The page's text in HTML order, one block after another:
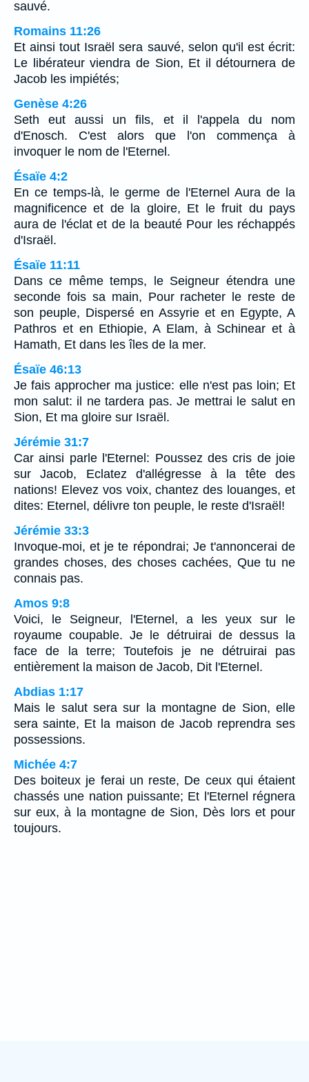
sauvé.
Romains 11:26
Et ainsi tout Israël sera sauvé, selon qu'il est écrit:
Le libérateur viendra de Sion, Et il détournera de
Jacob les impiétés;
Genèse 4:26
Seth eut aussi un fils, et il l'appela du nom
d'Enosch. C'est alors que l'on commença à
invoquer le nom de l'Eternel.
Ésaïe 4:2
En ce temps-là, le germe de l'Eternel Aura de la
magnificence et de la gloire, Et le fruit du pays
aura de l'éclat et de la beauté Pour les réchappés
d'Israël.
Ésaïe 11:11
Dans ce même temps, le Seigneur étendra une
seconde fois sa main, Pour racheter le reste de
son peuple, Dispersé en Assyrie et en Egypte, A
Pathros et en Ethiopie, A Elam, à Schinear et à
Hamath, Et dans les îles de la mer.
Ésaïe 46:13
Je fais approcher ma justice: elle n'est pas loin; Et
mon salut: il ne tardera pas. Je mettrai le salut en
Sion, Et ma gloire sur Israël.
Jérémie 31:7
Car ainsi parle l'Eternel: Poussez des cris de joie
sur Jacob, Eclatez d'allégresse à la tête des
nations! Elevez vos voix, chantez des louanges, et
dites: Eternel, délivre ton peuple, le reste d'Israël!
Jérémie 33:3
Invoque-moi, et je te répondrai; Je t'annoncerai de
grandes choses, des choses cachées, Que tu ne
connais pas.
Amos 9:8
Voici, le Seigneur, l'Eternel, a les yeux sur le
royaume coupable. Je le détruirai de dessus la
face de la terre; Toutefois je ne détruirai pas
entièrement la maison de Jacob, Dit l'Eternel.
Abdias 1:17
Mais le salut sera sur la montagne de Sion, elle
sera sainte, Et la maison de Jacob reprendra ses
possessions.
Michée 4:7
Des boiteux je ferai un reste, De ceux qui étaient
chassés une nation puissante; Et l'Eternel régnera
sur eux, à la montagne de Sion, Dès lors et pour
toujours.